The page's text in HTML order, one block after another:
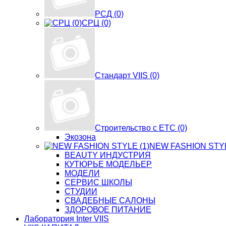
РСД (0)
СРЦ (0)
Стандарт VIIS (0)
Строительство с ЕТС (0)
Экозона
NEW FASHION
BЕАUTY ИНДУСТРИЯ
КУТЮРЬЕ МОДЕЛЬЕР
МОДЕЛИ
СЕРВИС ШКОЛЫ
СТУДИИ
СВАДЕБНЫЕ САЛОНЫ
ЗДОРОВОЕ ПИТАНИЕ
Лаборатория Inter VIIS